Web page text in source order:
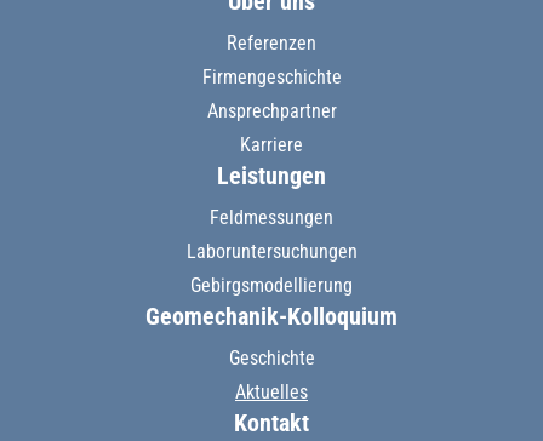
Referenzen
Firmengeschichte
Ansprechpartner
Karriere
Leistungen
Feldmessungen
Laboruntersuchungen
Gebirgsmodellierung
Geomechanik-Kolloquium
Geschichte
Aktuelles
Kontakt